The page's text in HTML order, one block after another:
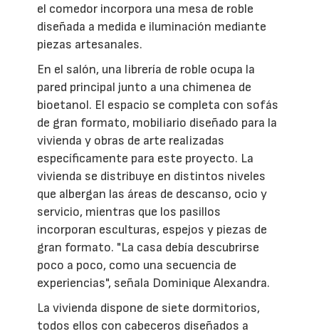
el comedor incorpora una mesa de roble
diseñada a medida e iluminación mediante
piezas artesanales.
En el salón, una librería de roble ocupa la
pared principal junto a una chimenea de
bioetanol. El espacio se completa con sofás
de gran formato, mobiliario diseñado para la
vivienda y obras de arte realizadas
específicamente para este proyecto. La
vivienda se distribuye en distintos niveles
que albergan las áreas de descanso, ocio y
servicio, mientras que los pasillos
incorporan esculturas, espejos y piezas de
gran formato. "La casa debía descubrirse
poco a poco, como una secuencia de
experiencias", señala Dominique Alexandra.
La vivienda dispone de siete dormitorios,
todos ellos con cabeceros diseñados a